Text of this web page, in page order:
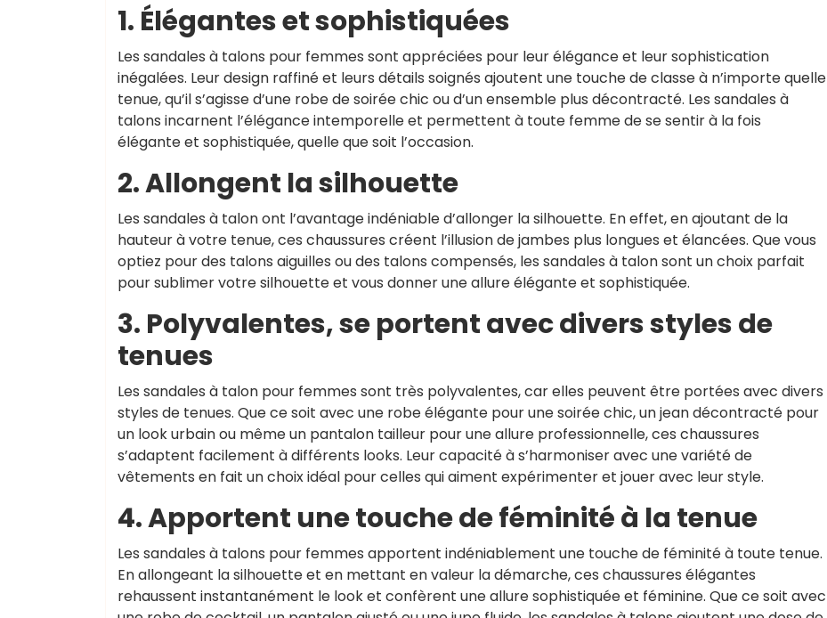
1. Élégantes et sophistiquées
Les sandales à talons pour femmes sont appréciées pour leur élégance et leur sophistication
inégalées. Leur design raffiné et leurs détails soignés ajoutent une touche de classe à n’importe quelle
tenue, qu’il s’agisse d’une robe de soirée chic ou d’un ensemble plus décontracté. Les sandales à
talons incarnent l’élégance intemporelle et permettent à toute femme de se sentir à la fois
élégante et sophistiquée, quelle que soit l’occasion.
2. Allongent la silhouette
Les sandales à talon ont l’avantage indéniable d’allonger la silhouette. En effet, en ajoutant de la
hauteur à votre tenue, ces chaussures créent l’illusion de jambes plus longues et élancées. Que vous
optiez pour des talons aiguilles ou des talons compensés, les sandales à talon sont un choix parfait
pour sublimer votre silhouette et vous donner une allure élégante et sophistiquée.
3. Polyvalentes, se portent avec divers styles de
tenues
Les sandales à talon pour femmes sont très polyvalentes, car elles peuvent être portées avec divers
styles de tenues. Que ce soit avec une robe élégante pour une soirée chic, un jean décontracté pour
un look urbain ou même un pantalon tailleur pour une allure professionnelle, ces chaussures
s’adaptent facilement à différents looks. Leur capacité à s’harmoniser avec une variété de
vêtements en fait un choix idéal pour celles qui aiment expérimenter et jouer avec leur style.
4. Apportent une touche de féminité à la tenue
Les sandales à talons pour femmes apportent indéniablement une touche de féminité à toute tenue.
En allongeant la silhouette et en mettant en valeur la démarche, ces chaussures élégantes
rehaussent instantanément le look et confèrent une allure sophistiquée et féminine. Que ce soit avec